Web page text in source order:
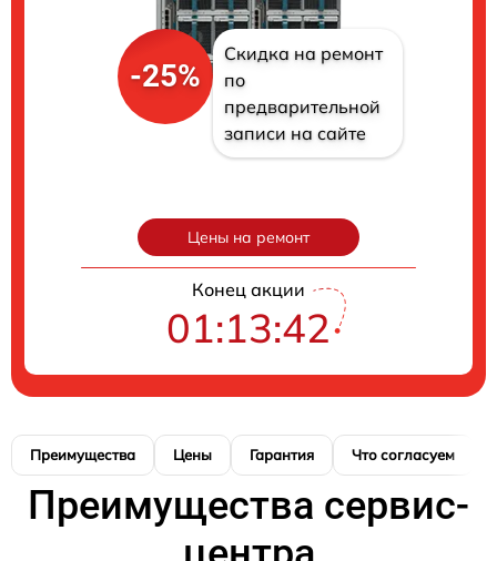
-25%
Скидка на ремонт
по
предварительной
записи на сайте
Цены на ремонт
Конец акции
01:13:41
Преимущества Цены Гарантия Что согласуем
Преимущества сервис-